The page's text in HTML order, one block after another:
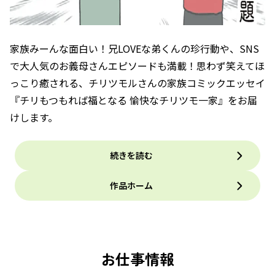
家族みーんな面白い！兄LOVEな弟くんの珍行動や、SNS
で大人気のお義母さんエピソードも満載！思わず笑えてほ
っこり癒される、チリツモルさんの家族コミックエッセイ
『チリもつもれば福となる 愉快なチリツモ一家』をお届
けします。
続きを読む
作品ホーム
お仕事情報